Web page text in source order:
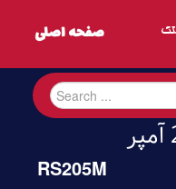
RS205M